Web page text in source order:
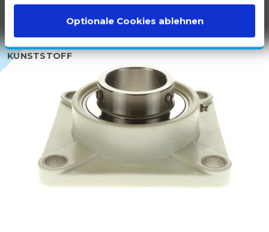
Optionale Cookies ablehnen
UNSTSTOFF